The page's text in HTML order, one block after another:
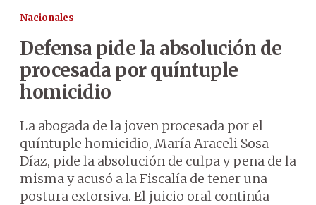
Nacionales
Defensa pide la absolución de
procesada por quíntuple
homicidio
La abogada de la joven procesada por el
quíntuple homicidio, María Araceli Sosa
Díaz, pide la absolución de culpa y pena de la
misma y acusó a la Fiscalía de tener una
postura extorsiva. El juicio oral continúa